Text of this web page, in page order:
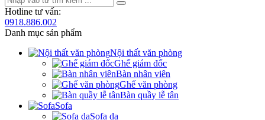
Hotline tư vấn:
0918.886.002
Danh mục sản phẩm
Nội thất văn phòng
Ghế giám đốc
Bàn nhân viên
Ghế văn phòng
Bàn quầy lễ tân
Sofa
Sofa da